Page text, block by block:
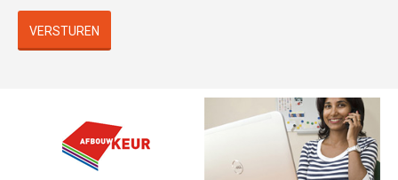
VERSTUREN